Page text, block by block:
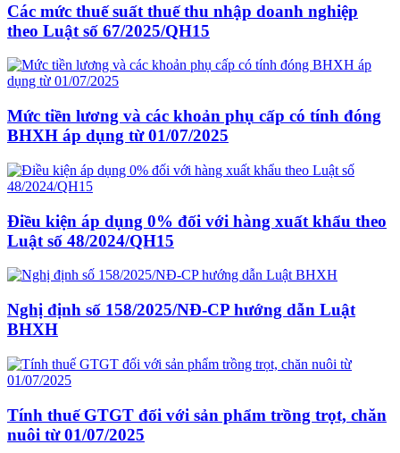
Các mức thuế suất thuế thu nhập doanh nghiệp
theo Luật số 67/2025/QH15
Mức tiền lương và các khoản phụ cấp có tính đóng
BHXH áp dụng từ 01/07/2025
Điều kiện áp dụng 0% đối với hàng xuất khẩu theo
Luật số 48/2024/QH15
Nghị định số 158/2025/NĐ-CP hướng dẫn Luật
BHXH
Tính thuế GTGT đối với sản phẩm trồng trọt, chăn
nuôi từ 01/07/2025